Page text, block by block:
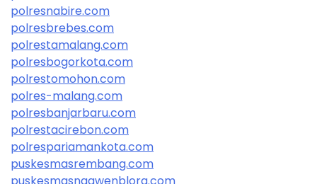
polresnabire.com
polresbrebes.com
polrestamalang.com
polresbogorkota.com
polrestomohon.com
polres-malang.com
polresbanjarbaru.com
polrestacirebon.com
polrespariamankota.com
puskesmasrembang.com
puskesmasngawenblora.com